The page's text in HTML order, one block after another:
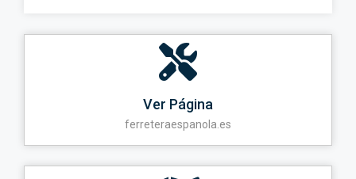
Ver Página
ferreteraespanola.es